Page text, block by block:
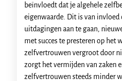
beïnvloedt dat je algehele
eigenwaarde. Dit is van invloed
uitdagingen aan te gaan,
met succes te presteren op het
zelfvertrouwen vergroot door
zorgt het vermijden van zaken
zelfvertrouwen steeds minder